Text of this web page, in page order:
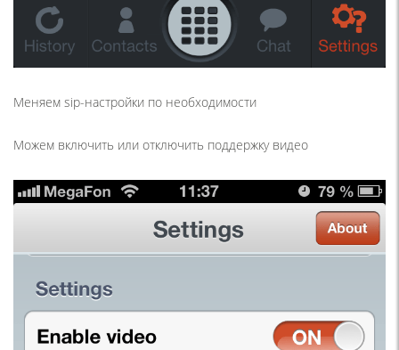
Меняем sip-настройки по необходимости
Можем включить или отключить поддержку видео